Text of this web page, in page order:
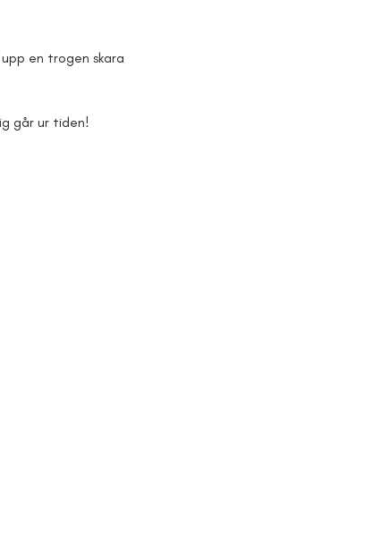
en trogen skara
går ur tiden!